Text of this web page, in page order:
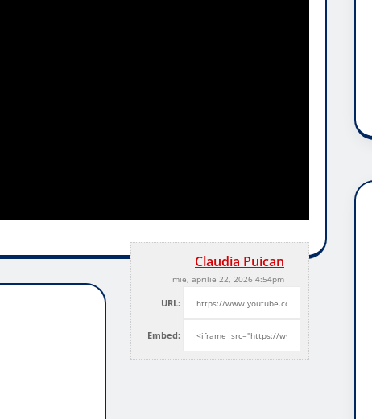
Claudia Puican
mie, aprilie 22, 2026 4:54pm
URL:
Embed: